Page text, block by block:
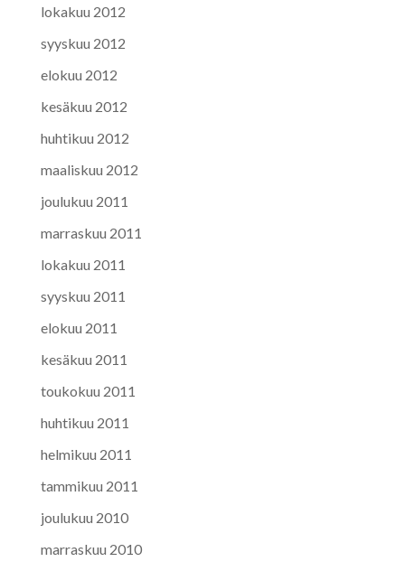
lokakuu 2012
syyskuu 2012
elokuu 2012
kesäkuu 2012
huhtikuu 2012
maaliskuu 2012
joulukuu 2011
marraskuu 2011
lokakuu 2011
syyskuu 2011
elokuu 2011
kesäkuu 2011
toukokuu 2011
huhtikuu 2011
helmikuu 2011
tammikuu 2011
joulukuu 2010
marraskuu 2010